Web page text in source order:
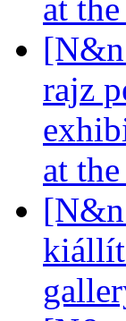
at
[N&n
rajz
at